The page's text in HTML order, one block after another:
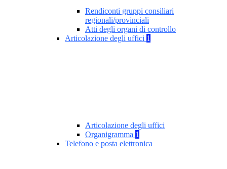
Rendiconti gruppi consiliari
regionali/provinciali
Atti degli organi di controllo
Articolazione degli uffici 1
Articolazione degli uffici
Organigramma 1
Telefono e posta elettronica